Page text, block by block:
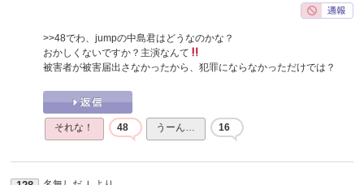
>>48でわ、jumpの中島君はどうなのかな？
おかしくないですか？主演なんて
被害者が被害届出さなかったから、犯罪にならなかっただけでは？
それな！ 48 うーん… 16